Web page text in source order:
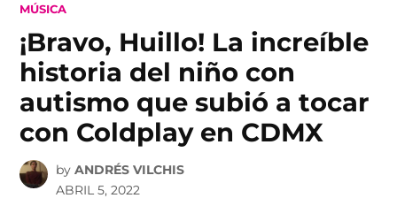
POSTED
MÚSICA
¡Bravo, Huillo! La increíble
historia del niño con
autismo que subió a tocar
con Coldplay en CDMX
by ANDRÉS VILCHIS
ABRIL 5, 2022